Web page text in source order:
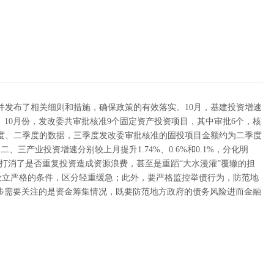
布了相关细则和措施，确保政策的有效落实。10月，基建投资增速
月份，发改委共审批核准9个固定资产投资项目，其中审批6个，核
、二季度的数据，三季度发改委审批核准的固投项目金额约为二季度
三产业投资增速分别较上月提升1.74%、0.6%和0.1%，分化明
了是否重复投资造成资源浪费，甚至是重蹈“大水漫灌”覆辙的担
严格的条件，区分轻重缓急；此外，要严格监控举债行为，防范地
要关注的是资金筹集情况，既要防范地方政府的债务风险进而金融